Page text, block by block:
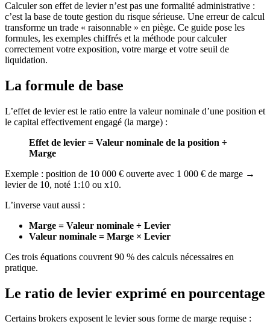
Calculer son effet de levier n’est pas une formalité administrative :
c’est la base de toute gestion du risque sérieuse. Une erreur de calcul
transforme un trade « raisonnable » en piège. Ce guide pose les
formules, les exemples chiffrés et la méthode pour calculer
correctement votre exposition, votre marge et votre seuil de
liquidation.
La formule de base
L’effet de levier est le ratio entre la valeur nominale d’une position et
le capital effectivement engagé (la marge) :
Effet de levier = Valeur nominale de la position ÷
Marge
Exemple : position de 10 000 € ouverte avec 1 000 € de marge →
levier de 10, noté 1:10 ou x10.
L’inverse vaut aussi :
Marge = Valeur nominale ÷ Levier
Valeur nominale = Marge × Levier
Ces trois équations couvrent 90 % des calculs nécessaires en
pratique.
Le ratio de levier exprimé en pourcentage
Certains brokers exposent le levier sous forme de marge requise :